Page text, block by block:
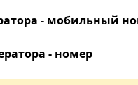
- мобильный
- номер